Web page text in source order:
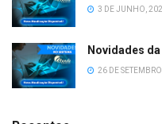
3 DE JUNHO,
Novidades
26 DE